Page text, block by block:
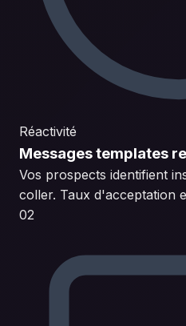
Réactivité
Messages templates
Vos prospects identifient
coller. Taux d'acceptation
02